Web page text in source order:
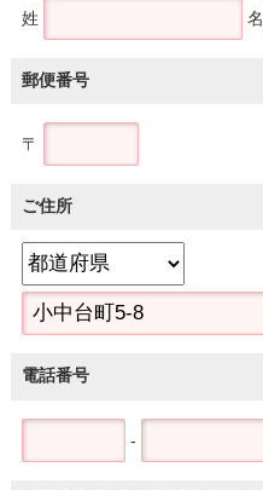
姓 名
郵便番号
〒
ご住所
電話番号
-